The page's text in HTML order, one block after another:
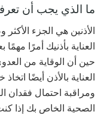
ما الذي يجب أن
الأذنين هي الجزء
العناية بأذنيك أمرًا
حين أن الوقاية من
العناية بالأذن أيضًا
ومراقبة احتمال فقدان
الصحية الخاص بك إذا